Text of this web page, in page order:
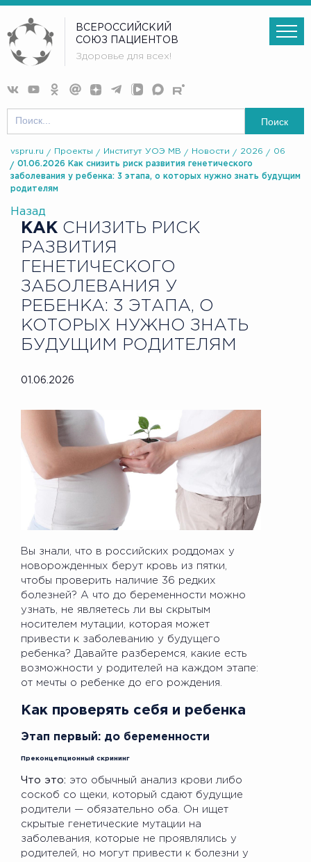
ВСЕРОССИЙСКИЙ
СОЮЗ ПАЦИЕНТОВ
Здоровье для всех!
Поиск
vspru.ru Проекты Институт УОЭ МВ Новости 2026
06
01.06.2026 Как снизить риск развития генетического
заболевания у ребенка: 3 этапа, о которых нужно знать будущим
родителям
Назад
КАК СНИЗИТЬ РИСК
РАЗВИТИЯ
ГЕНЕТИЧЕСКОГО
ЗАБОЛЕВАНИЯ У
РЕБЕНКА: 3 ЭТАПА, О
КОТОРЫХ НУЖНО ЗНАТЬ
БУДУЩИМ РОДИТЕЛЯМ
01.06.2026
Вы знали, что в российских роддомах у
новорожденных берут кровь из пятки,
чтобы проверить наличие 36 редких
болезней? А что до беременности можно
узнать, не являетесь ли вы скрытым
носителем мутации, которая может
привести к заболеванию у будущего
ребенка? Давайте разберемся, какие есть
возможности у родителей на каждом этапе:
от мечты о ребенке до его рождения.
Как проверять себя и ребенка
Этап первый: до беременности
Преконцепционный скрининг
Что это: это обычный анализ крови либо
соскоб со щеки, который сдают будущие
родители — обязательно оба. Он ищет
скрытые генетические мутации на
заболевания, которые не проявлялись у
родителей, но могут привести к болезни у